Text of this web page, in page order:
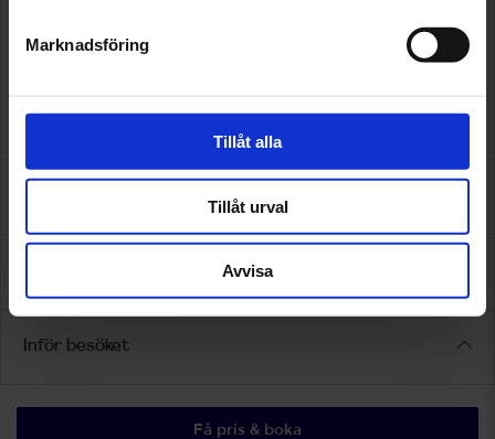
Marknadsföring
Tillåt alla
Tillåt urval
Avvisa
12 månaders fri Assistansförsäkring vid utförd service
din bil att leva längre!
Inför besöket
Få pris & boka